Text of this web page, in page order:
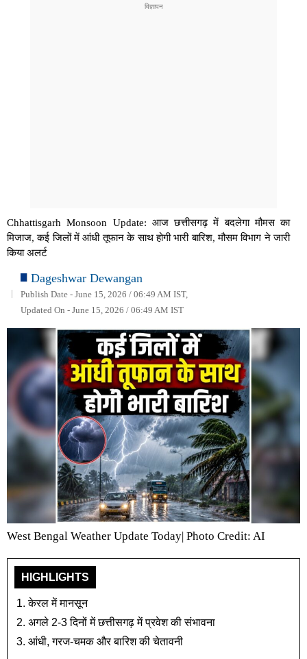
Chhattisgarh Monsoon Update: आज छत्तीसगढ़ में बदलेगा मौमस का
मिजाज, कई जिलों में आंधी तूफान के साथ होगी भारी बारिश, मौसम विभाग ने जारी
किया अलर्ट
Dageshwar Dewangan
Publish Date - June 15, 2026 / 06:49 AM IST,
Updated On - June 15, 2026 / 06:49 AM IST
West Bengal Weather Update Today| Photo Credit: AI
HIGHLIGHTS
केरल में मानसून
अगले 2-3 दिनों में छत्तीसगढ़ में प्रवेश की संभावना
आंधी, गरज-चमक और बारिश की चेतावनी